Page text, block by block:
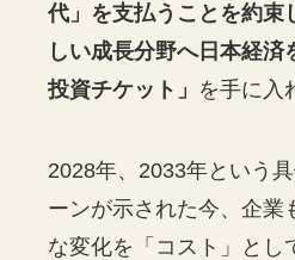
代」を支払うことを約束
しい成長分野へ日本経済
投資チケット」 を手に入
2028年、2033年という
ーンが示された今、企業
な変化を「コスト」とし